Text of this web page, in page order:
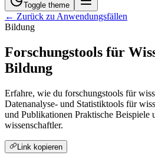
Toggle theme
← Zurück zu Anwendungsfällen
Bildung
Forschungstools für
Bildung
Erfahre, wie du forschungstools für
Datenanalyse- und Statistiktools für
und Publikationen Praktische
wissenschaftler.
Link kopieren